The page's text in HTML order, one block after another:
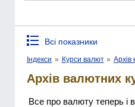
Всі показники
Індекси » Курси валют » Архів
Архів валютних
Все про валюту теперь і